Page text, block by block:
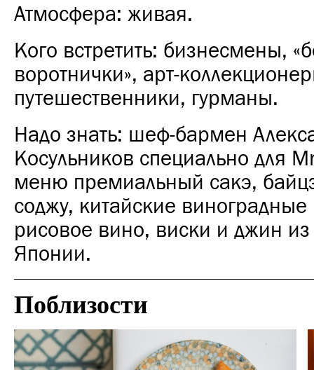
Атмосфера: живая.
Кого встретить: бизнесмены,
воротнички», арт-
путешественники, гурманы.
Надо знать: шеф-бармен
Косульников специально для
меню премиальный сакэ,
соджу, китайские
рисовое вино, виски и джин
Японии.
Поблизости